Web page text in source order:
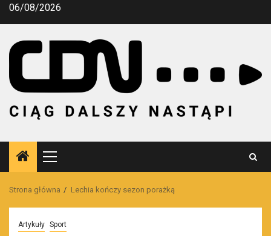
Przejdź
06/08/2026
Menu
główne
Strona główna Lechia kończy sezon porażką
Artykuły Sport